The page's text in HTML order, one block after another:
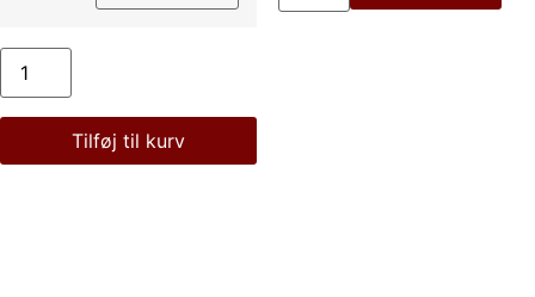
Tilføj til kurv